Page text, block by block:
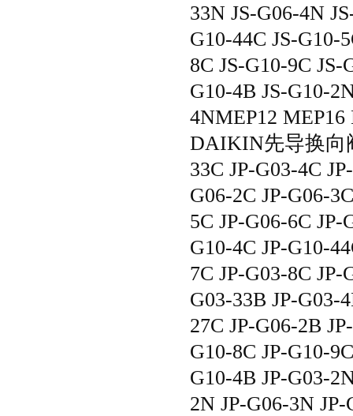
33N JS-G06-4N
G10-44C JS-G10-
8C JS-G10-9C JS-
G10-4B JS-G10-
4NMEP12 MEP16
DAIKIN先导换向
33C JP-G03-4C
G06-2C JP-G06-
5C JP-G06-6C JP-
G10-4C JP-G10-
7C JP-G03-8C JP-
G03-33B JP-G03-
27C JP-G06-2B
G10-8C JP-G10-
G10-4B JP-G03-
2N JP-G06-3N